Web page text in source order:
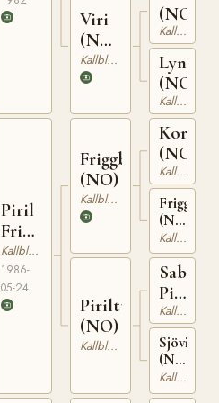
Piril
Friggen
(NO)
Kallblodig Travare
1986-
05-24
Viri
(NO)
T-
24496
Kallblodig Travare
Friggbest
(NO)
Kallblodig Travare
Piriltussa
(NO)
Kallblodig Travare
(NO)
Kallblodig Travare
Lynda
(NO)
Kallblodig Travare
Korbest
(NO)
Kallblodig Travare
Frigge
(NO)
T-
22954
Kallblodig Travare
Sabo
Piril
(NO)
Kallblodig Travare
Sjövinda
(NO)
T-
22248
Kallblodig Travare